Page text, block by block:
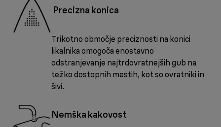
Precizna konica
Trikotno območje preciznosti na konici
likalnika omogoča enostavno
odstranjevanje najtrdovratnejših gub na
težko dostopnih mestih, kot so ovratniki in
šivi.
Nemška kakovost